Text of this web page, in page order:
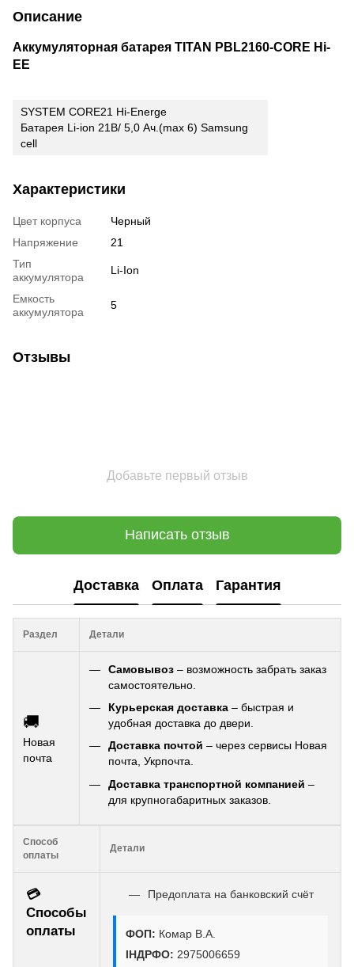
Описание
Аккумуляторная батарея TITAN PBL2160-CORE Hi-
EE
SYSTEM CORE21 Hi-Energe
Батарея Li-ion 21В/ 5,0 Ач.(max 6) Samsung
cell
Характеристики
Цвет корпуса
Черный
Напряжение
21
Тип
аккумулятора
Li-Ion
Емкость
аккумулятора
5
Отзывы
Добавьте первый отзыв
Написать отзыв
Доставка Оплата Гарантия
Раздел Детали
🚚
Новая
почта
Самовывоз – возможность забрать заказ
самостоятельно.
Курьерская доставка – быстрая и
удобная доставка до двери.
Доставка почтой – через сервисы Новая
почта, Укрпочта.
Доставка транспортной компанией –
для крупногабаритных заказов.
Способ
оплаты
Детали
💳
Способы
оплаты
Предоплата на банковский счёт
ФОП: Комар В.А.
ІНДРФО: 2975006659